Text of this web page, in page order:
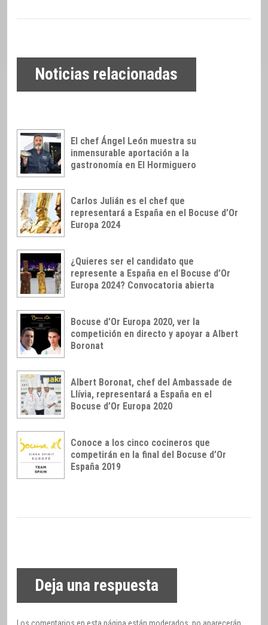
Noticias relacionadas
El chef Ángel León muestra su
inmensurable aportación a la
gastronomía en El Hormiguero
Carlos Julián es el chef que
representará a España en el Bocuse d’Or
Europa 2024
¿Quieres ser el candidato que
represente a España en el Bocuse d’Or
Europa 2024? Convocatoria abierta
Bocuse d’Or Europa 2020, ver la
competición en directo y apoyar a Albert
Boronat
Albert Boronat, chef del Ambassade de
Llívia, representará a España en el
Bocuse d’Or Europa 2020
Conoce a los cinco cocineros que
competirán en la final del Bocuse d’Or
España 2019
Deja una respuesta